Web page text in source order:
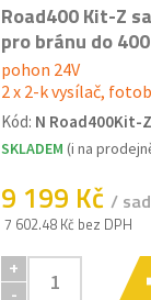
Road400 Kit-Z
pro bránu do
pohon 24V
2 x 2-k vysílač,
Kód: N Road400Kit-Z
SKLADEM (i na
9 199 Kč /
7 602.48 Kč bez DPH
+
-